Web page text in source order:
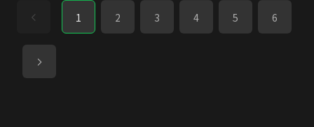
1 2 3 4 5 6